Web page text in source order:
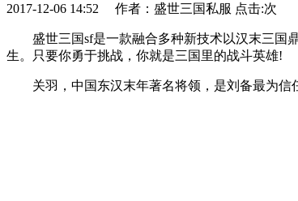
2017-12-06 14:52 作者：盛世三国私服 点击:次
盛世三国sf是一款融合多种新技术以汉末三国鼎
生。只要你勇于挑战，你就是三国里的战斗英雄!
关羽，中国东汉末年著名将领，是刘备最为信任